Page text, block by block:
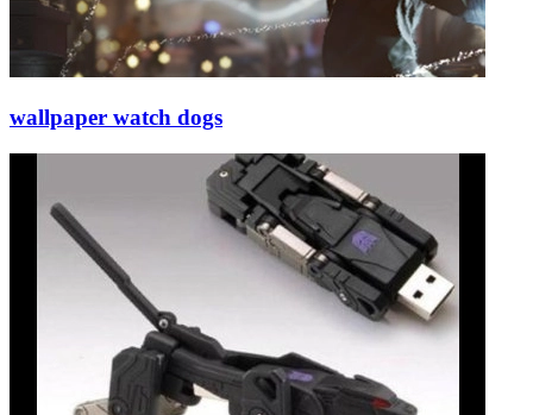
wallpaper watch dogs